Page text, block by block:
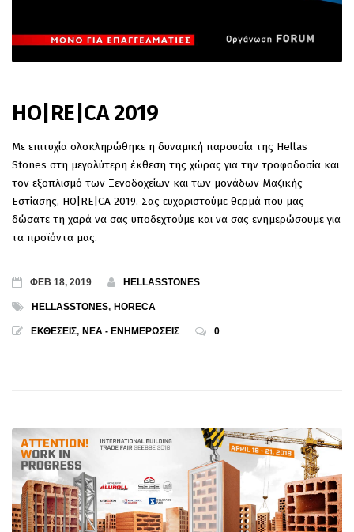
HO|RE|CA 2019
Με επιτυχία ολοκληρώθηκε η δυναμική παρουσία της Hellas
Stones στη μεγαλύτερη έκθεση της χώρας για την τροφοδοσία και
τον εξοπλισμό των Ξενοδοχείων και των μονάδων Μαζικής
Εστίασης, HO|RE|CA 2019. Σας ευχαριστούμε θερμά που μας
δώσατε τη χαρά να σας υποδεχτούμε και να σας ενημερώσουμε για
τα προϊόντα μας.
ΦΕΒ 18, 2019 HELLASSTONES
HELLASSTONES, HORECA
ΕΚΘΕΣΕΙΣ, ΝΕΑ - ΕΝΗΜΕΡΩΣΕΙΣ 0